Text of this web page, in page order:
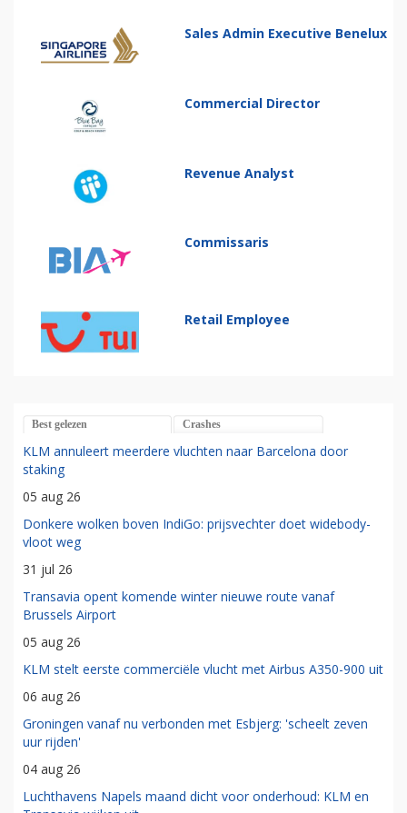
Sales Admin Executive Benelux
Commercial Director
Revenue Analyst
Commissaris
Retail Employee
Best gelezen Crashes
KLM annuleert meerdere vluchten naar Barcelona door
staking
05 aug 26
Donkere wolken boven IndiGo: prijsvechter doet widebody-
vloot weg
31 jul 26
Transavia opent komende winter nieuwe route vanaf
Brussels Airport
05 aug 26
KLM stelt eerste commerciële vlucht met Airbus A350-900 uit
06 aug 26
Groningen vanaf nu verbonden met Esbjerg: 'scheelt zeven
uur rijden'
04 aug 26
Luchthavens Napels maand dicht voor onderhoud: KLM en